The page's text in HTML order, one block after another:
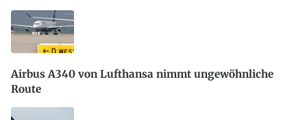
Airbus A340 von Lufthansa nimmt ungewöhnliche
Route